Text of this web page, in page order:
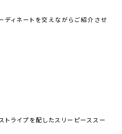
ディネートを交えながらご紹介させ
ライプを配したスリーピーススー